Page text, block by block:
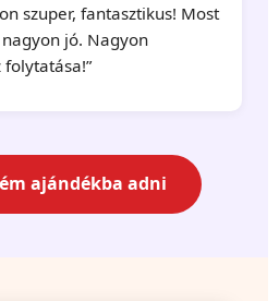
szuper, fantasztikus! Most
jó. Nagyon
ajándékba adni